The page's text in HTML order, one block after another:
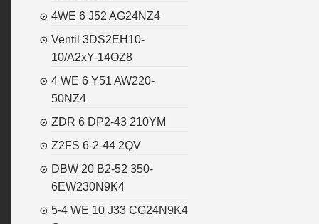
4WE 6 J52 AG24NZ4
Ventil 3DS2EH10-
10/A2xY-14OZ8
4 WE 6 Y51 AW220-
50NZ4
ZDR 6 DP2-43 210YM
Z2FS 6-2-44 2QV
DBW 20 B2-52 350-
6EW230N9K4
5-4 WE 10 J33 CG24N9K4